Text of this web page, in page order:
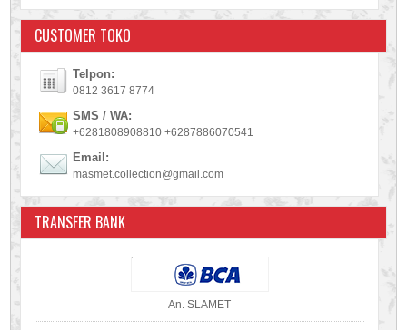
CUSTOMER TOKO
Telpon:
0812 3617 8774
SMS / WA:
+6281808908810 +6287886070541
Email:
masmet.collection@gmail.com
TRANSFER BANK
An. SLAMET